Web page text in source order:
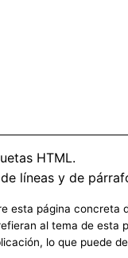
HTML.
líneas y de
esta página
al tema de esta
lo que puede